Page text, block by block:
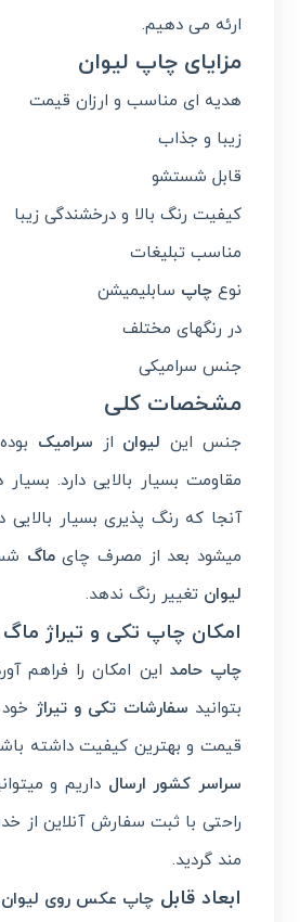
ارئه می دهیم.
مزایای چاپ لیوان
هدیه ای مناسب و ارزان قیمت
زیبا و جذاب
قابل شستشو
کیفیت رنگ بالا و درخشندگی زیبا
مناسب تبلیغات
نوعچاپ سابلیمیشن
در رنگهای مختلف
جنس سرامیکی
مشخصات کلی
جنس این لیوان از سرامیک
مقاومت بسیار بالایی دارد. بسیار
آنجا که رنگ پذیری بسیار بالایی
میشود بعد از مصرف چایماگ
لیوان تغییر رنگ ندهد.
امکان چاپ تکی و تیراژ ماگ
چاپ حامد این امکان را فراهم
بتوانید سفارشات تکی و تیراژ
قیمت و بهترین کیفیت داشته
سراسر کشور ارسال داریم و
راحتی با ثبت سفارش آنلاین از
مند گردید.
ابعاد قابلچاپ عکس روی لیوان